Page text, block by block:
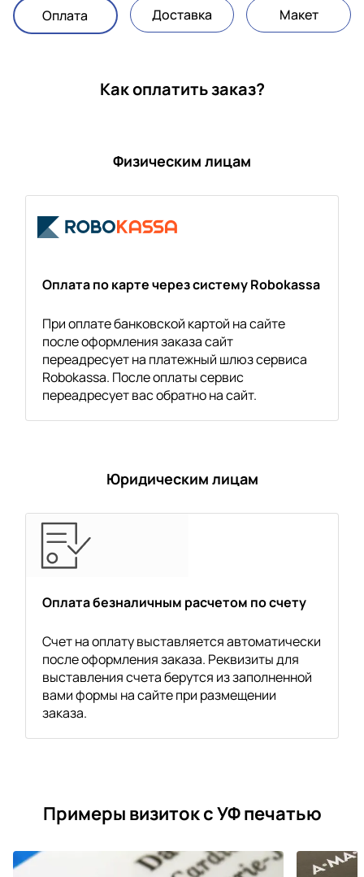
Оплата Доставка Макет
Как оплатить заказ?
Физическим лицам
Оплата по карте через систему Robokassa
При оплате банковской картой на сайте
после оформления заказа сайт
переадресует на платежный шлюз сервиса
Robokassa. После оплаты сервис
переадресует вас обратно на сайт.
Юридическим лицам
Оплата безналичным расчетом по счету
Счет на оплату выставляется автоматически
после оформления заказа. Реквизиты для
выставления счета берутся из заполненной
вами формы на сайте при размещении
заказа.
Примеры визиток с УФ печатью